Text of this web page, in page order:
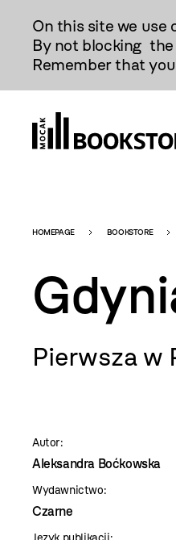
Treści
On this site we use
By not blocking the
Remember that
-
HOMEPAGE BOOKSTORE
Pierwsza w
Autor:
Aleksandra Boćkowska
Wydawnictwo:
Czarne